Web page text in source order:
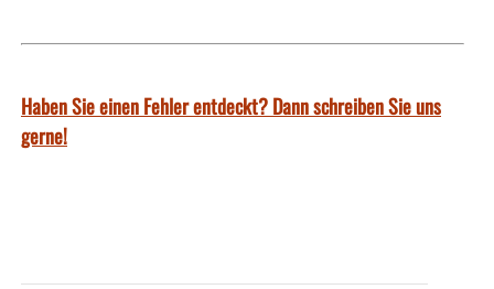
Haben Sie einen Fehler entdeckt? Dann schreiben Sie uns
gerne!